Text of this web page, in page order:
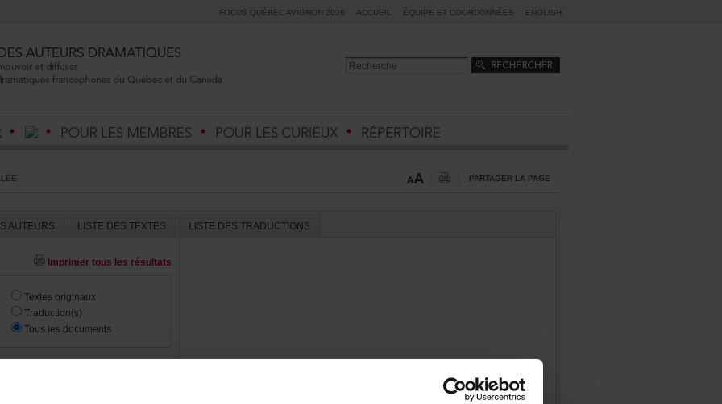
FOCUSQUÉBECAVIGNON2026 ACCUEIL ÉQUIPEETCOORDONNÉES ENGLISH
PARTAGERLAPAGE
LISTEDESTEXTES LISTEDESTRADUCTIONS
Imprimertouslesrésultats
Textesoriginaux
Traduction(s)
Touslesdocuments